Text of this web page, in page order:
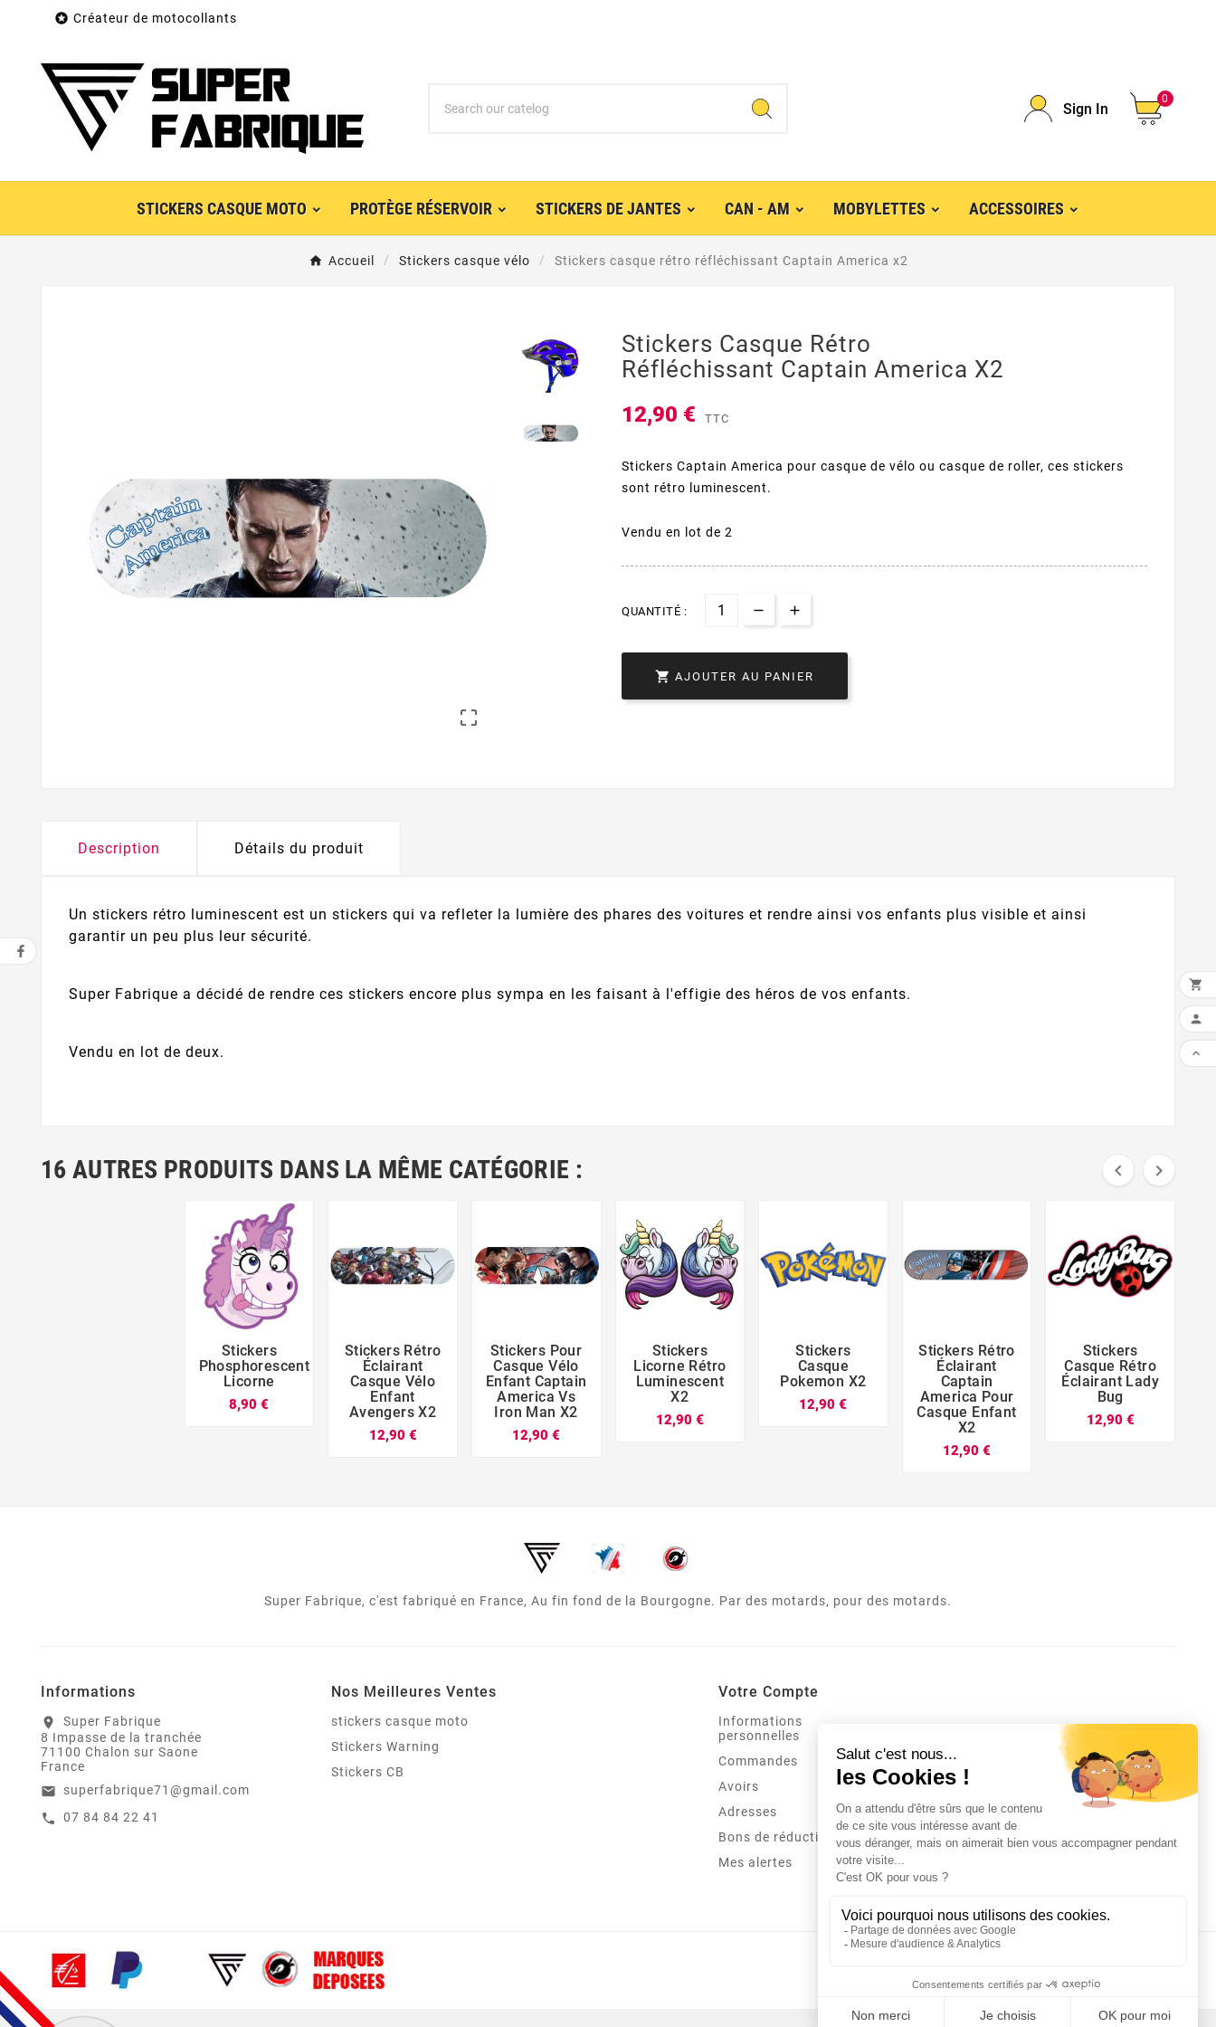
 Créateur de motocollants
Sign In
0
STICKERS CASQUE MOTO PROTÈGE RÉSERVOIR STICKERS DE JANTES CAN - AM MOBYLETTES ACCESSOIRES
Accueil Stickers casque vélo Stickers casque rétro réfléchissant Captain America x2

Stickers Casque Rétro
Réfléchissant Captain America X2
12,90 € TTC
Stickers Captain America pour casque de vélo ou casque de roller, ces stickers
sont rétro luminescent.
Vendu en lot de 2
QUANTITÉ :
 AJOUTER AU PANIER
Description Détails du produit
Un stickers rétro luminescent est un stickers qui va refleter la lumière des phares des voitures et rendre ainsi vos enfants plus visible et ainsi
garantir un peu plus leur sécurité.
Super Fabrique a décidé de rendre ces stickers encore plus sympa en les faisant à l'effigie des héros de vos enfants.
Vendu en lot de deux.
16 AUTRES PRODUITS DANS LA MÊME CATÉGORIE :  
 
Stickers
Phosphorescent
Licorne
8,90 €
 
Stickers Rétro
Éclairant
Casque Vélo
Enfant
Avengers X2
12,90 €
 
Stickers Pour
Casque Vélo
Enfant Captain
America Vs
Iron Man X2
12,90 €
 
Stickers
Licorne Rétro
Luminescent
X2
12,90 €
 
Stickers
Casque
Pokemon X2
12,90 €
 
Stickers Rétro
Éclairant
Captain
America Pour
Casque Enfant
X2
12,90 €
 
Stickers
Casque Rétro
Éclairant Lady
Bug
12,90 €
Super Fabrique, c'est fabriqué en France, Au fin fond de la Bourgogne. Par des motards, pour des motards.
Informations
location_on
Super Fabrique
8 Impasse de la tranchée
71100 Chalon sur Saone
France
email superfabrique71@gmail.com
call 07 84 84 22 41
Nos Meilleures Ventes
stickers casque moto
Stickers Warning
Stickers CB
Votre Compte
Informations
personnelles
Commandes
Avoirs
Adresses
Bons de réduction
Mes alertes


